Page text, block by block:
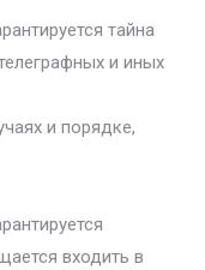
тайна
и иных
и порядке,
входить в